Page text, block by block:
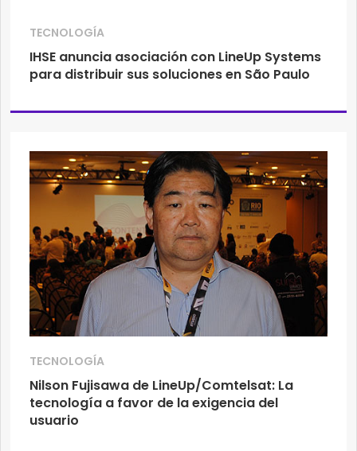
TECNOLOGÍA
IHSE anuncia asociación con LineUp Systems
para distribuir sus soluciones en São Paulo
TECNOLOGÍA
Nilson Fujisawa de LineUp/Comtelsat: La
tecnología a favor de la exigencia del
usuario